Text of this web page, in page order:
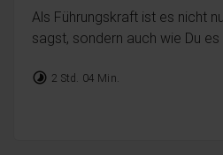
Als Führungskraft ist es nicht
sagst, sondern auch wie Du es
timelapse 2 Std. 04 Min.